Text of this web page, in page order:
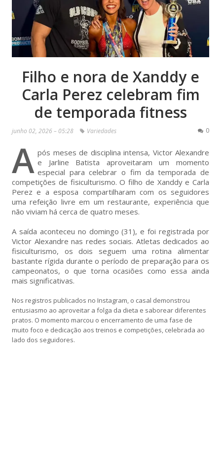
Filho e nora de Xanddy e
Carla Perez celebram fim
de temporada fitness
junho 02, 2026 – 05:28 Variedades 0
A pós meses de disciplina intensa, Victor Alexandre
e Jarline Batista aproveitaram um momento
especial para celebrar o fim da temporada de
competições de fisiculturismo. O filho de Xanddy e Carla
Perez e a esposa compartilharam com os seguidores
uma refeição livre em um restaurante, experiência que
não viviam há cerca de quatro meses.
A saída aconteceu no domingo (31), e foi registrada por
Victor Alexandre nas redes sociais. Atletas dedicados ao
fisiculturismo, os dois seguem uma rotina alimentar
bastante rígida durante o período de preparação para os
campeonatos, o que torna ocasiões como essa ainda
mais significativas.
Nos registros publicados no Instagram, o casal demonstrou
entusiasmo ao aproveitar a folga da dieta e saborear diferentes
pratos. O momento marcou o encerramento de uma fase de
muito foco e dedicação aos treinos e competições, celebrada ao
lado dos seguidores.